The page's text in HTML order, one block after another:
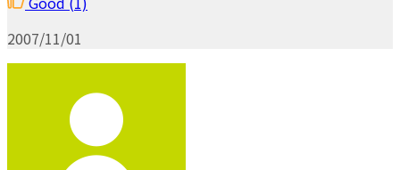
2007/11/01